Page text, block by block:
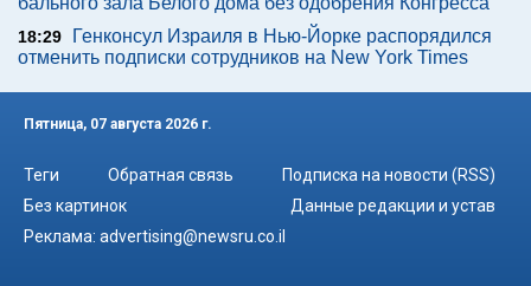
18:29
Генконсул Израиля в Нью-Йорке распорядился
отменить подписки сотрудников на New York Times
Пятница, 07 августа 2026 г.
Теги Обратная связь
Подписка на новости (RSS)
Без картинок
Данные редакции и устав
Реклама: advertising@newsru.co.il